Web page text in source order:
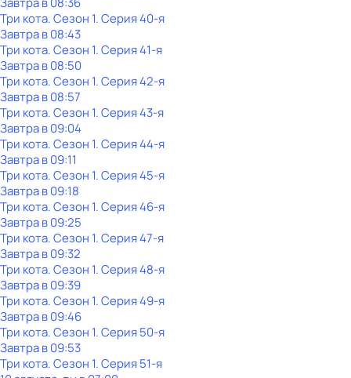
Три кота. Сезон 1. Серия 40-я
Завтра в 08:43
Три кота. Сезон 1. Серия 41-я
Завтра в 08:50
Три кота. Сезон 1. Серия 42-я
Завтра в 08:57
Три кота. Сезон 1. Серия 43-я
Завтра в 09:04
Три кота. Сезон 1. Серия 44-я
Завтра в 09:11
Три кота. Сезон 1. Серия 45-я
Завтра в 09:18
Три кота. Сезон 1. Серия 46-я
Завтра в 09:25
Три кота. Сезон 1. Серия 47-я
Завтра в 09:32
Три кота. Сезон 1. Серия 48-я
Завтра в 09:39
Три кота. Сезон 1. Серия 49-я
Завтра в 09:46
Три кота. Сезон 1. Серия 50-я
Завтра в 09:53
Три кота. Сезон 1. Серия 51-я